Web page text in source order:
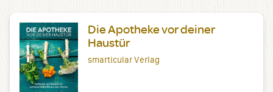
Die Apotheke vor deiner
Haustür
smarticular Verlag